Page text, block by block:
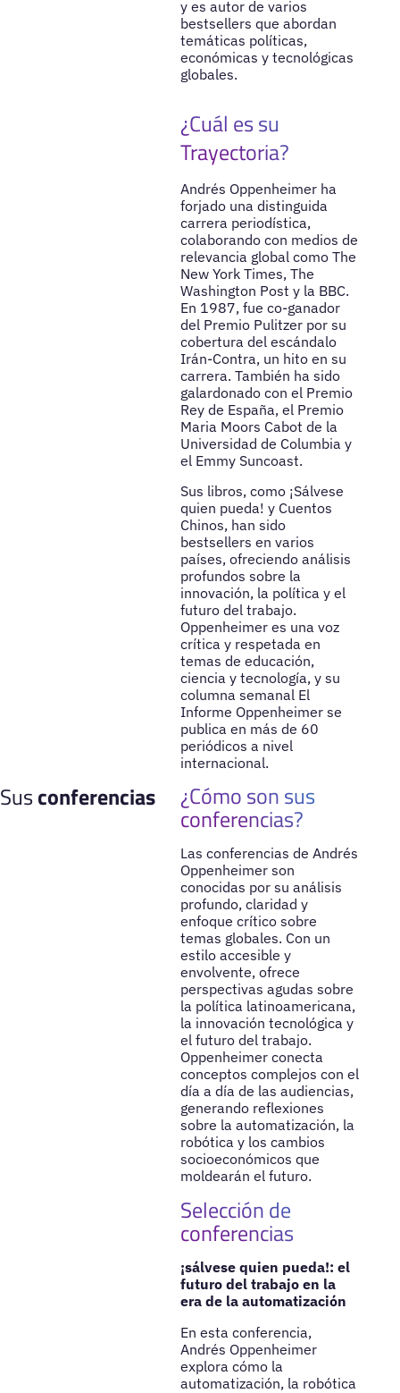
y es autor de varios
bestsellers que abordan
temáticas políticas,
económicas y tecnológicas
globales.
¿Cuál es su
Trayectoria?
Andrés Oppenheimer ha
forjado una distinguida
carrera periodística,
colaborando con medios de
relevancia global como The
New York Times, The
Washington Post y la BBC.
En 1987, fue co-ganador
del Premio Pulitzer por su
cobertura del escándalo
Irán-Contra, un hito en su
carrera. También ha sido
galardonado con el Premio
Rey de España, el Premio
Maria Moors Cabot de la
Universidad de Columbia y
el Emmy Suncoast.
Sus libros, como ¡Sálvese
quien pueda! y Cuentos
Chinos, han sido
bestsellers en varios
países, ofreciendo análisis
profundos sobre la
innovación, la política y el
futuro del trabajo.
Oppenheimer es una voz
crítica y respetada en
temas de educación,
ciencia y tecnología, y su
columna semanal El
Informe Oppenheimer se
publica en más de 60
periódicos a nivel
internacional.
Susconferencias ¿Cómo son sus
conferencias?
Las conferencias de Andrés
Oppenheimer son
conocidas por su análisis
profundo, claridad y
enfoque crítico sobre
temas globales. Con un
estilo accesible y
envolvente, ofrece
perspectivas agudas sobre
la política latinoamericana,
la innovación tecnológica y
el futuro del trabajo.
Oppenheimer conecta
conceptos complejos con el
día a día de las audiencias,
generando reflexiones
sobre la automatización, la
robótica y los cambios
socioeconómicos que
moldearán el futuro.
Selección de
conferencias
¡sálvese quien pueda!: el
futuro del trabajo en la
era de la automatización
En esta conferencia,
Andrés Oppenheimer
explora cómo la
automatización, la robótica